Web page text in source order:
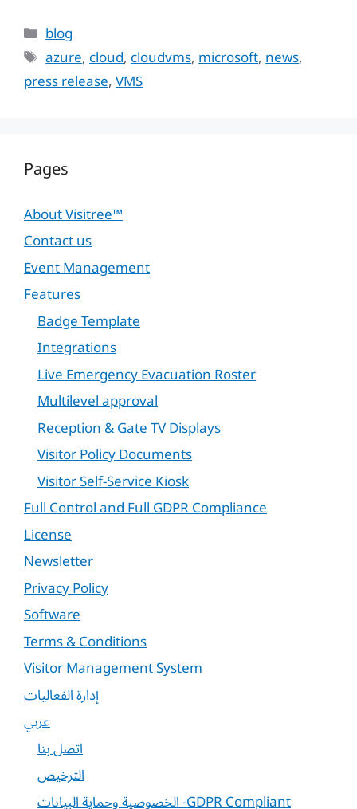
Categories
blog
Tags
azure,cloud,cloudvms,microsoft,news,
press release,VMS
Pages
About Visitree™
Contact us
Event Management
Features
Badge Template
Integrations
Live Emergency Evacuation Roster
Multilevel approval
Reception & Gate TV Displays
Visitor Policy Documents
Visitor Self-Service Kiosk
Full Control and Full GDPR Compliance
License
Newsletter
Privacy Policy
Software
Terms & Conditions
Visitor Management System
إدارة الفعاليات
عربي
اتصل بنا
الترخيص
الخصوصية وحماية البيانات -GDPR Compliant